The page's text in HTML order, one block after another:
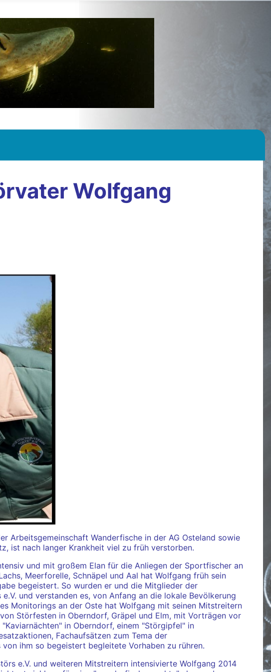
Wolfgang
Arbeitsgemeinschaft Wanderfische in der AG Osteland sowie
ist nach langer Krankheit viel zu früh verstorben.
und mit großem Elan für die Anliegen der Sportfischer an
Meerforelle, Schnäpel und Aal hat Wolfgang früh sein
begeistert. So wurden er und die Mitglieder der
und verstanden es, von Anfang an die lokale Bevölkerung
Monitorings an der Oste hat Wolfgang mit seinen Mitstreitern
Störfesten in Oberndorf, Gräpel und Elm, mit Vorträgen vor
in Oberndorf, einem "Störgipfel" in
Fachaufsätzen zum Tema der
ihm so begeistert begleitete Vorhaben zu rühren.
e.V. und weiteren Mitstreitern intensivierte Wolfgang 2014